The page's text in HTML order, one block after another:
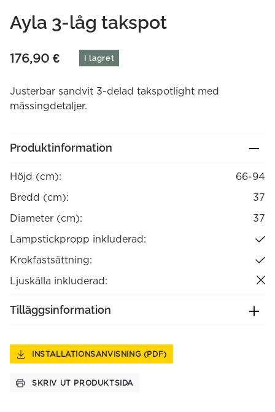
Ayla 3-låg takspot
176,90 € I lagret
Justerbar sandvit 3-delad takspotlight med
mässingdetaljer.
Produktinformation
Höjd (cm):
66-94
Bredd (cm):
37
Diameter (cm):
37
Lampstickpropp inkluderad:
Krokfastsättning:
Ljuskälla inkluderad:
Tilläggsinformation
INSTALLATIONSANVISNING (PDF)
SKRIV UT PRODUKTSIDA